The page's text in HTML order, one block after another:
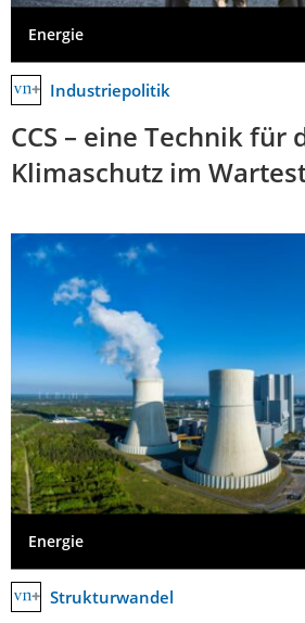
Energie
Industriepolitik
CCS – eine Technik für
Klimaschutz im
Energie
Strukturwandel